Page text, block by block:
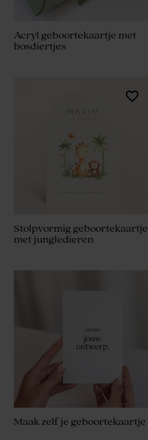
Maak zelf je geboortekaartje
Acryl geboortekaartje met
bosdiertjes
Stolpvormig geboortekaartje
met jungledieren